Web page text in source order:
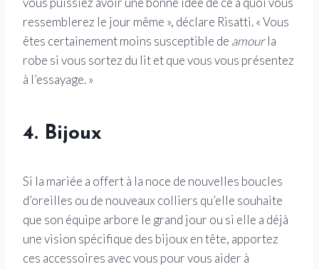
ressemblerez le jour même », déclare Risatti. « Vous
êtes certainement moins susceptible de amourla
robe si vous sortez du lit et que vous vous présentez
à l’essayage. »
4. Bijoux
Si la mariée a offert à la noce de nouvelles boucles
d’oreilles ou de nouveaux colliers qu’elle souhaite
que son équipe arbore le grand jour ou si elle a déjà
une vision spécifique des bijoux en tête, apportez
ces accessoires avec vous pour vous aider à